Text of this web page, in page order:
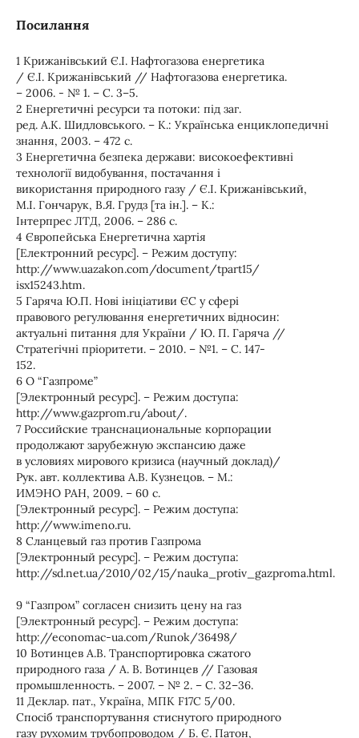
Посилання
1 Крижанівський Є.І. Нафтогазова енергетика
/ Є.І. Крижанівський // Нафтогазова енергетика.
– 2006. - № 1. – С. 3–5.
2 Енергетичні ресурси та потоки: під заг.
ред. А.К. Шидловського. – К.: Українська енциклопедичні
знання, 2003. – 472 с.
3 Енергетична безпека держави: високоефективні
технології видобування, постачання і
використання природного газу / Є.І. Крижанівський,
М.І. Гончарук, В.Я. Грудз [та ін.]. – К.:
Інтерпрес ЛТД, 2006. – 286 с.
4 Європейська Енергетична хартія
[Електронний ресурс]. – Режим доступу:
http://www.uazakon.com/document/tpart15/
isx15243.htm.
5 Гаряча Ю.П. Нові ініціативи ЄС у сфері
правового регулювання енергетичних відносин:
актуальні питання для України / Ю. П. Гаряча //
Стратегічні пріоритети. – 2010. – №1. – С. 147-
152.
6 О “Газпроме”
[Электронный ресурс]. – Режим доступа:
http://www.gazprom.ru/about/.
7 Российские транснациональные корпорации
продолжают зарубежную экспансию даже
в условиях мирового кризиса (научный доклад)/
Рук. авт. коллектива А.В. Кузнецов. – М.:
ИМЭНО РАН, 2009. – 60 с.
[Электронный ресурс]. – Режим доступа:
http://www.imeno.ru.
8 Сланцевый газ против Газпрома
[Электронный ресурс]. – Режим доступа:
http://sd.net.ua/2010/02/15/nauka_protiv_gazproma.html.
9 “Газпром” согласен снизить цену на газ
[Электронный ресурс]. – Режим доступа:
http://economac-ua.com/Runok/36498/
10 Вотинцев А.В. Транспортировка сжатого
природного газа / А. В. Вотинцев // Газовая
промышленность. – 2007. – № 2. – С. 32–36.
11 Деклар. пат., Україна, МПК F17C 5/00.
Спосіб транспортування стиснутого природного
газу рухомим трубопроводом / Б. Є. Патон,